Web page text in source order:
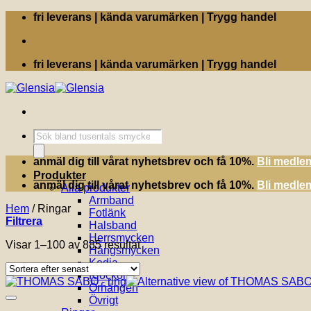
Skip
content
fri leverans | kända varumärken | Trygg handel
fri leverans | kända varumärken | Trygg handel
Produktsökning
Produkter
Alla produkter
Armband
Fotlänk
Halsband
Herrsmycken
Hängsmycken
Kedja
Klockor
Örhängen
Övrigt
anmäl dig till vårat nyhetsbrev och få 10%. Bli
anmäl dig till vårat nyhetsbrev och få 10%. Bli
Hem /Ringar
Filtrera
Visar 1–100 av 885 resultatSortera
efter